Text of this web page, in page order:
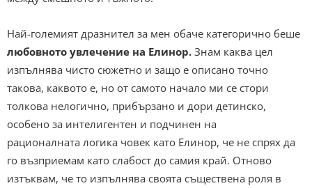
Най-големият дразнител за мен обаче категорично беше
любовното увлечение на Елинор. Знам каква цел
изпълнява чисто сюжетно и защо е описано точно
такова, каквото е, но от самото начало ми се стори
толкова нелогично, прибързано и дори детинско,
особено за интелигентен и подчинен на
рационалната логика човек като Елинор, че не спрях да
го възприемам като слабост до самия край. Отново
изтъквам, че то изпълнява своята съществена роля в